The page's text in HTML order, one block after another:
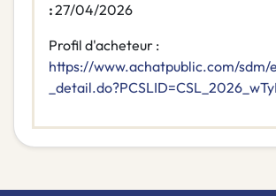
:27/04/2026
Profil d'acheteur :
https://www.achatpublic.com/